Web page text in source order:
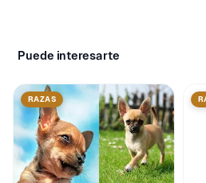
Puede interesarte
RAZAS